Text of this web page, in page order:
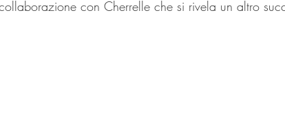
con Cherrelle che si rivela un altro